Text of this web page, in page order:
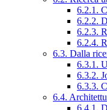
6.2.1.
6.2.2.
6.2.3.
6.2.4.
6.3. Dalla
6.3.1.
6.3.2.
6.3.3.
6.4.
6.4.1.